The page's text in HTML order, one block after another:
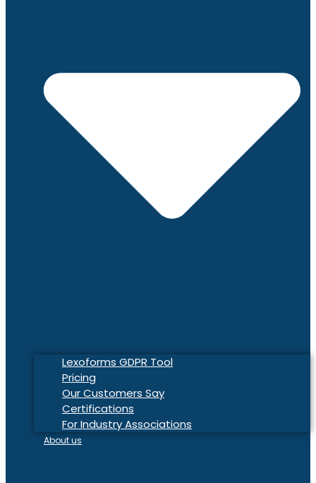
Lexoforms GDPR Tool
Pricing
Our Customers Say
Certifications
For Industry Associations
About us